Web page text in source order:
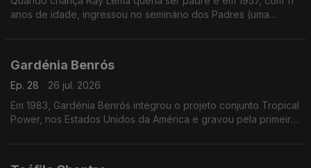
anos de idade, ingressou no seminário dos Padres (uma
Gardénia Benrós
Ep. 28
26 jul. 2026
Em 1983, Gardénia Benrós integrou o projeto conjunto Tropical
Power, nos Estados Unidos da América e gravou pela primeira